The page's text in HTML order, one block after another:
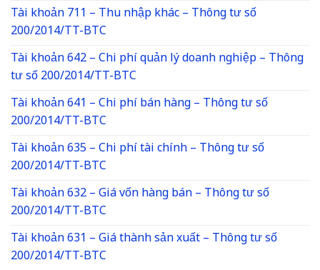
Tài khoản 711 – Thu nhập khác – Thông tư số
200/2014/TT-BTC
Tài khoản 642 – Chi phí quản lý doanh nghiệp – Thông
tư số 200/2014/TT-BTC
Tài khoản 641 – Chi phí bán hàng – Thông tư số
200/2014/TT-BTC
Tài khoản 635 – Chi phí tài chính – Thông tư số
200/2014/TT-BTC
Tài khoản 632 – Giá vốn hàng bán – Thông tư số
200/2014/TT-BTC
Tài khoản 631 – Giá thành sản xuất – Thông tư số
200/2014/TT-BTC